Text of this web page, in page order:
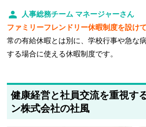
人事総務チーム マネージャーさん
ファミリーフレンドリー休暇制度を設けて
常の有給休暇とは別に、学校行事や急な
する場合に使える休暇制度です。
健康経営と社員交流を重視す
ン株式会社の社風